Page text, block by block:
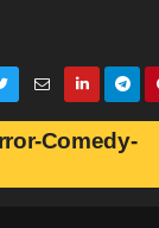
Comedy-